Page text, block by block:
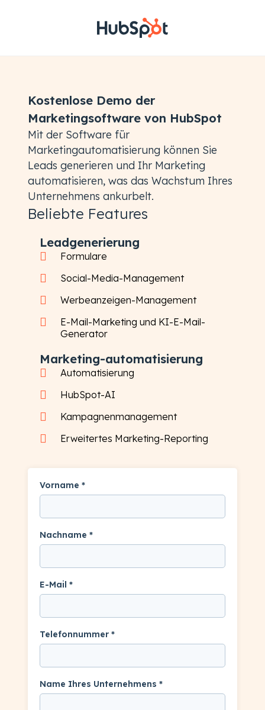
Kostenlose Demo der
Marketingsoftware von HubSpot
Mit der Software für
Marketingautomatisierung können Sie
Leads generieren und Ihr Marketing
automatisieren, was das Wachstum Ihres
Unternehmens ankurbelt.
Beliebte Features
Leadgenerierung
Formulare
Social-Media-Management
Werbeanzeigen-Management
E-Mail-Marketing und KI-E-Mail-
Generator
Marketing-automatisierung
Automatisierung
HubSpot-AI
Kampagnenmanagement
Erweitertes Marketing-Reporting
Vorname *
Nachname *
E-Mail *
Telefonnummer *
Name Ihres Unternehmens *